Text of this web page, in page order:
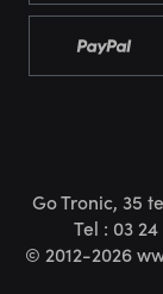
Go Tronic, 35
Tel : 03
© 2012-2026